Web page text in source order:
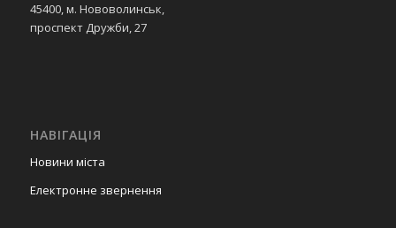
45400, м. Нововолинськ,
проспект Дружби, 27
НАВІГАЦІЯ
Новини міста
Електронне звернення